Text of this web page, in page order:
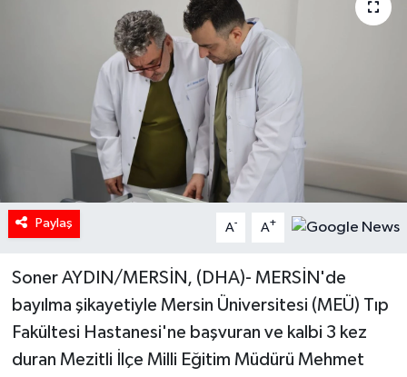
Paylaş A- A+
Soner AYDIN/MERSİN, (DHA)- MERSİN'de
bayılma şikayetiyle Mersin Üniversitesi (MEÜ) Tıp
Fakültesi Hastanesi'ne başvuran ve kalbi 3 kez
duran Mezitli İlçe Milli Eğitim Müdürü Mehmet